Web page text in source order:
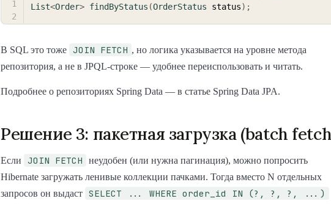
List<Order> findByStatus (OrderStatus status) ;
В SQL это тоже JOIN FETCH , но логика указывается на уровне метода
репозитория, а не в JPQL-строке — удобнее переиспользовать и читать.
Подробнее о репозиториях Spring Data — в статье Spring Data JPA.
Решение 3: пакетная загрузка (batch
Если JOIN FETCH
неудобен (или нужна пагинация), можно попросить
Hibernate загружать ленивые коллекции пачками. Тогда вместо N отдельных
запросов он выдаст SELECT ... WHERE order_id IN (?, ?, ?, ...)